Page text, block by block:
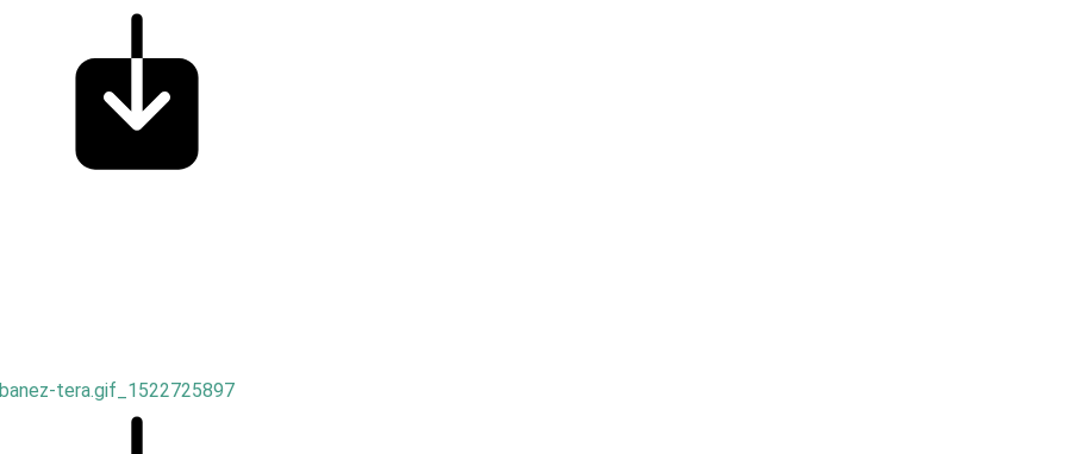
tera.gif_1522725897